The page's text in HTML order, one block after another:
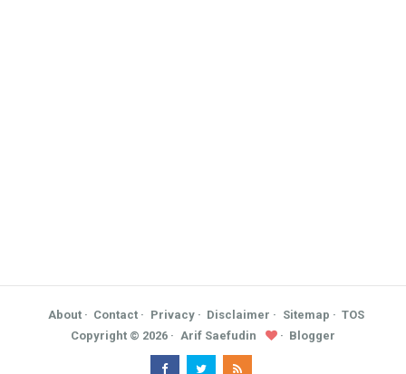
About Contact Privacy Disclaimer Sitemap
TOS
Copyright © 2026 Arif Saefudin Blogger